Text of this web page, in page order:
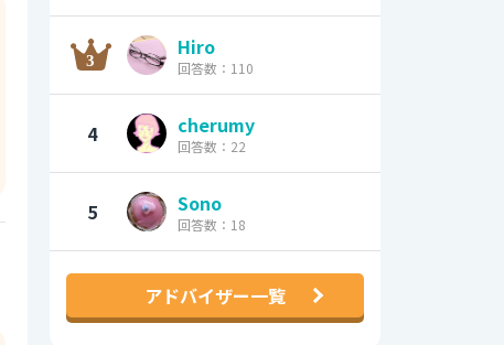
Hiro
回答数：110
4 cherumy
回答数：22
5 Sono
回答数：18
アドバイザー一覧